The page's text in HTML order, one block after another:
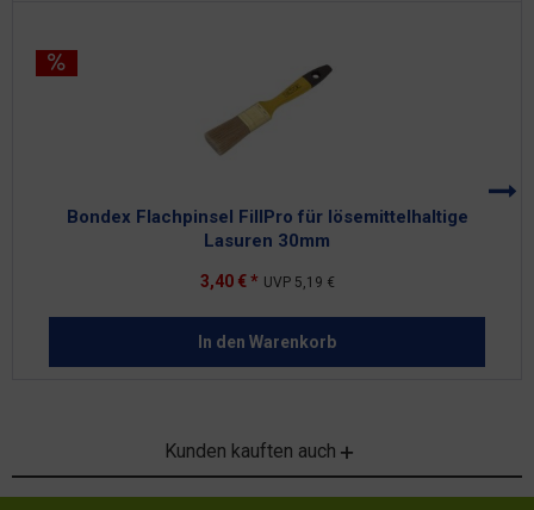
Bondex Flachpinsel FillPro für lösemittelhaltige
Lasuren 30mm
3,40 € * UVP 5,19 €
In den Warenkorb
Kunden kauften auch